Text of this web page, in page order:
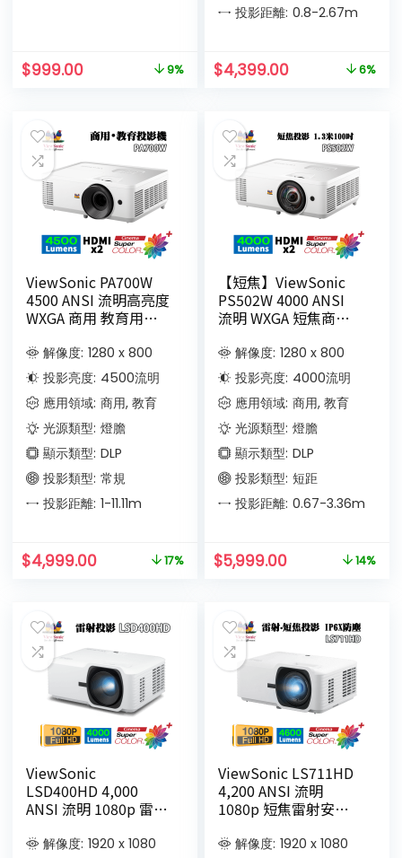
$999.00 9%
投影距離: 0.8-2.67m
$4,399.00 6%
ViewSonic PA700W
4500 ANSI 流明高亮度
WXGA 商用 教育用投
解像度: 1280 x 800
投影亮度: 4500流明
應用領域: 商用, 教育
光源類型: 燈膽
顯示類型: DLP
投影類型: 常規
投影距離: 1-11.11m
$4,999.00 17%
【短焦】ViewSonic
PS502W 4000 ANSI
流明 WXGA 短焦商業
解像度: 1280 x 800
投影亮度: 4000流明
應用領域: 商用, 教育
光源類型: 燈膽
顯示類型: DLP
投影類型: 短距
投影距離: 0.67-3.36m
$5,999.00 14%
ViewSonic
LSD400HD 4,000
ANSI 流明 1080p 雷射
解像度: 1920 x 1080
ViewSonic LS711HD
4,200 ANSI 流明
1080p 短焦雷射安裝
解像度: 1920 x 1080